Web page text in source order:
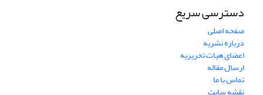
دسترسی سریع
صفحه اصلی
درباره نشریه
اعضای هیات تحریریه
ارسال مقاله
تماس با ما
نقشه سایت